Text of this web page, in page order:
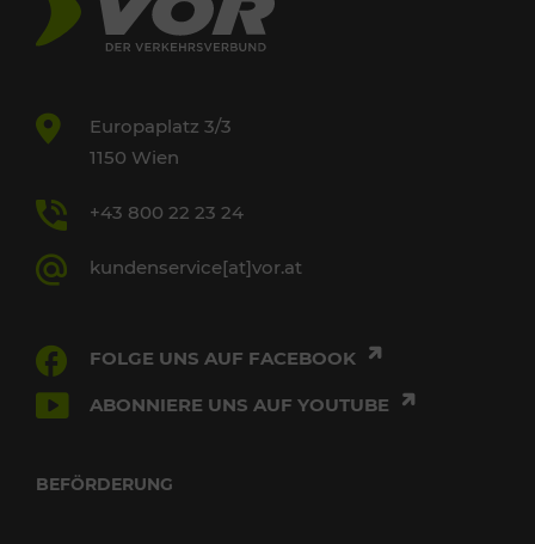
Europaplatz 3/3
1150 Wien
+43 800 22 23 24
kundenservice[at]vor.at
FOLGE UNS AUF FACEBOOK
ABONNIERE UNS AUF YOUTUBE
BEFÖRDERUNG